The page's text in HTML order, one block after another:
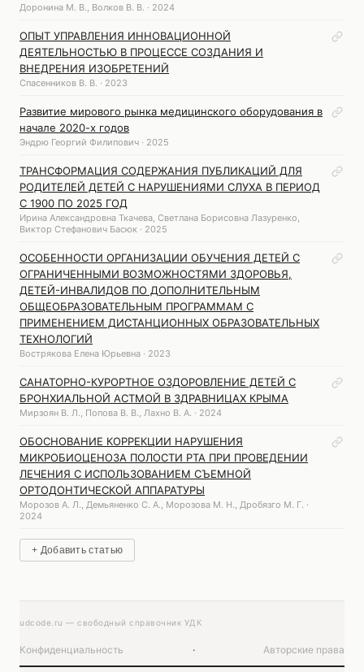
Доронина М. В., Волков В. В. · 2024
ОПЫТ УПРАВЛЕНИЯ ИННОВАЦИОННОЙ
ДЕЯТЕЛЬНОСТЬЮ В ПРОЦЕССЕ СОЗДАНИЯ И
ВНЕДРЕНИЯ ИЗОБРЕТЕНИЙ
Спасенников В. В. · 2023
Развитие мирового рынка медицинского оборудования в
начале 2020-х годов
Эндрю Георгий Филипович · 2025
ТРАНСФОРМАЦИЯ СОДЕРЖАНИЯ ПУБЛИКАЦИЙ ДЛЯ
РОДИТЕЛЕЙ ДЕТЕЙ С НАРУШЕНИЯМИ СЛУХА В ПЕРИОД
С 1900 ПО 2025 ГОД
Ирина Александровна Ткачева, Светлана Борисовна Лазуренко,
Виктор Стефанович Басюк · 2025
ОСОБЕННОСТИ ОРГАНИЗАЦИИ ОБУЧЕНИЯ ДЕТЕЙ С
ОГРАНИЧЕННЫМИ ВОЗМОЖНОСТЯМИ ЗДОРОВЬЯ,
ДЕТЕЙ-ИНВАЛИДОВ ПО ДОПОЛНИТЕЛЬНЫМ
ОБЩЕОБРАЗОВАТЕЛЬНЫМ ПРОГРАММАМ С
ПРИМЕНЕНИЕМ ДИСТАНЦИОННЫХ ОБРАЗОВАТЕЛЬНЫХ
ТЕХНОЛОГИЙ
Вострякова Елена Юрьевна · 2023
САНАТОРНО-КУРОРТНОЕ ОЗДОРОВЛЕНИЕ ДЕТЕЙ С
БРОНХИАЛЬНОЙ АСТМОЙ В ЗДРАВНИЦАХ КРЫМА
Мирзоян В. Л., Попова В. В., Лахно В. А. · 2024
ОБОСНОВАНИЕ КОРРЕКЦИИ НАРУШЕНИЯ
МИКРОБИОЦЕНОЗА ПОЛОСТИ РТА ПРИ ПРОВЕДЕНИИ
ЛЕЧЕНИЯ С ИСПОЛЬЗОВАНИЕМ СЪЕМНОЙ
ОРТОДОНТИЧЕСКОЙ АППАРАТУРЫ
Морозов А. Л., Демьяненко С. А., Морозова М. Н., Дробязго М. Г. ·
2024
+ Добавить статью
udcode.ru — свободный справочник УДК
Конфиденциальность · Авторские права